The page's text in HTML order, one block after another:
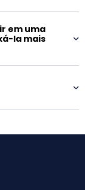
em uma
la mais